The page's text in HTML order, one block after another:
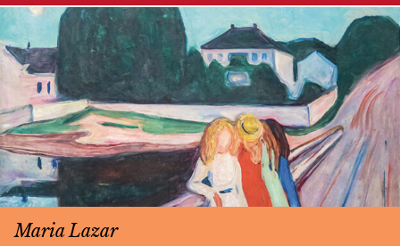
Maria Lazar